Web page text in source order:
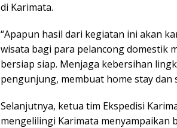
di Karimata.
“Apapun hasil dari kegiatan ini akan
wisata bagi para pelancong domestik
bersiap siap. Menjaga kebersihan
pengunjung, membuat home stay dan
Selanjutnya, ketua tim Ekspedisi
mengelilingi Karimata menyampaikan